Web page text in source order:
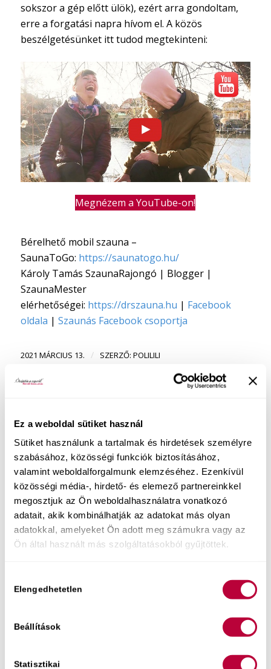
Ez a weboldal sütiket használ
Sütiket használunk a tartalmak és hirdetések személyre
szabásához, közösségi funkciók biztosításához,
valamint weboldalforgalmunk elemzéséhez. Ezenkívül
közösségi média-, hirdető- és elemező partnereinkkel
megosztjuk az Ön weboldalhasználatra vonatkozó
adatait, akik kombinálhatják az adatokat más olyan
adatokkal, amelyeket Ön adott meg számukra vagy az
Ön által használt más szolgáltatásokból gyűjtöttek.
kiválasztása
Elengedhetetlen
Beállítások
Statisztikai
sokszor a gép előtt ülök), ezért arra gondoltam,
erre a forgatási napra hívom el. A közös
beszélgetésünket itt tudod megtekinteni:
Megnézem a YouTube-on!
Bérelhető mobil szauna –
SaunaToGo: https://saunatogo.hu/
Károly Tamás SzaunaRajongó | Blogger |
SzaunaMester
elérhetőségei: https://drszauna.hu | Facebook
oldala | Szaunás Facebook csoportja
2021 MÁRCIUS 13. / SZERZŐ: POLILILI
Közelgő eseményeim:
Augusztus 6. Szex-újraindító est
Élő online előadáson segítek neked a
mindennapokba visszahozni az intimitást és
minőségi szexuális kapcsolódást. Az alkalom 2.
helyzetedre.